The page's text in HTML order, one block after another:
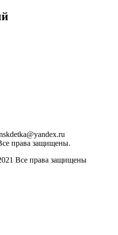
права защищены.
Все права защищены